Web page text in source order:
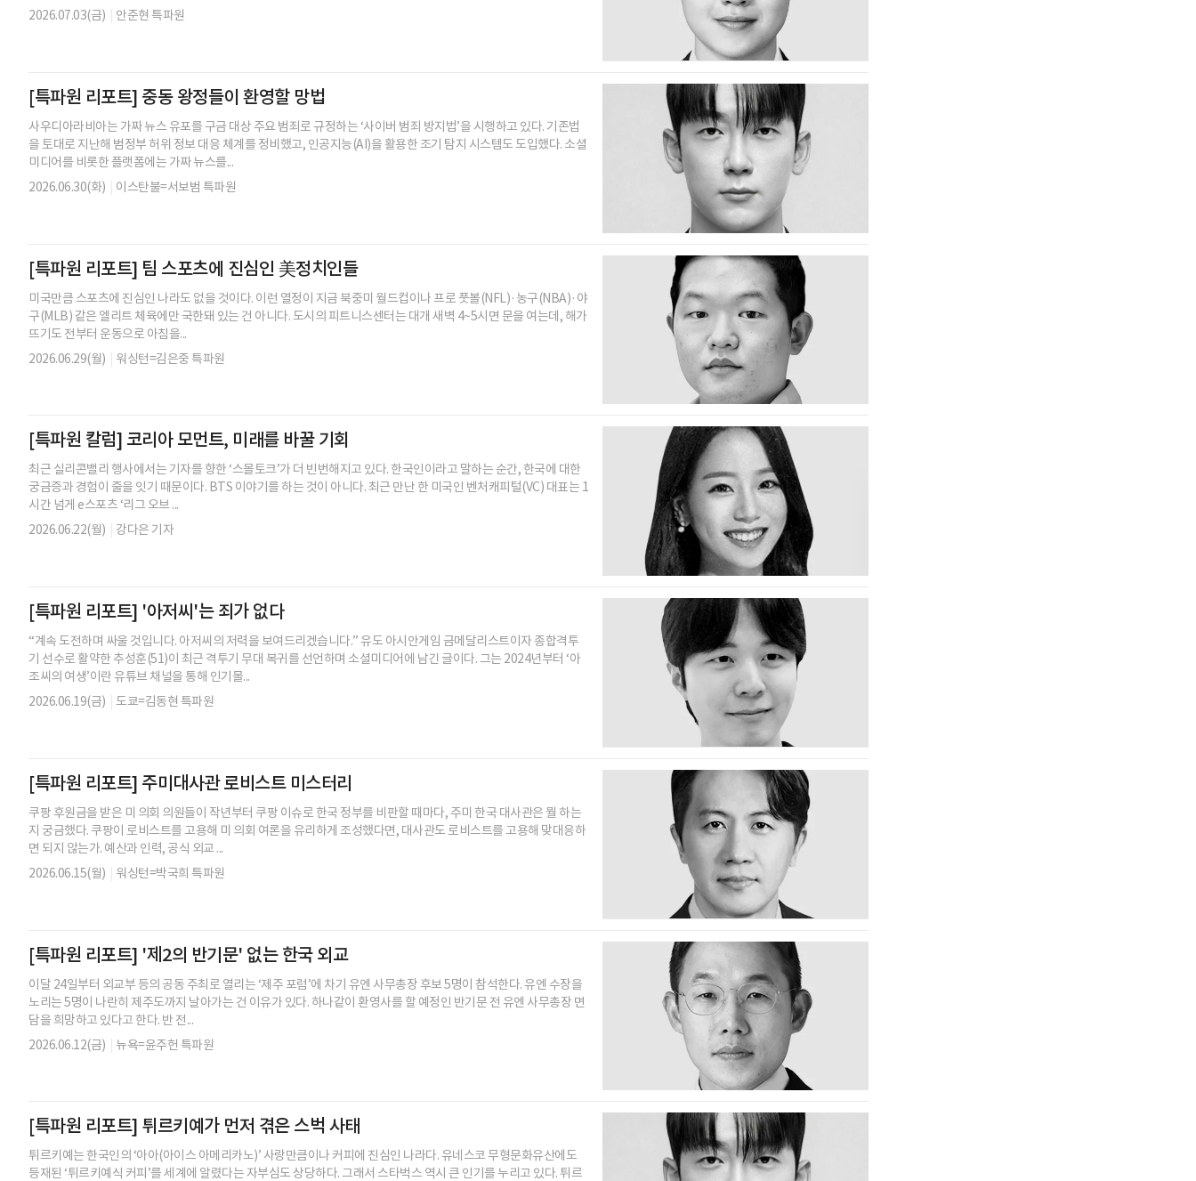
2026.07.03(금)
안준현 특파원
[특파원 리포트] 중동 왕정들이 환영할 망법
사우디아라비아는 가짜 뉴스 유포를 구금 대상 주요 범죄로 규정하는 ‘사이버 범죄 방지법’을 시행하고 있다. 기존법
을 토대로 지난해 범정부 허위 정보 대응 체계를 정비했고, 인공지능(AI)을 활용한 조기 탐지 시스템도 도입했다. 소셜
미디어를 비롯한 플랫폼에는 가짜 뉴스를...
2026.06.30(화)
이스탄불=서보범 특파원
[특파원 리포트] 팀 스포츠에 진심인 美정치인들
미국만큼 스포츠에 진심인 나라도 없을 것이다. 이런 열정이 지금 북중미 월드컵이나 프로 풋볼(NFL)·농구(NBA)·야
구(MLB) 같은 엘리트 체육에만 국한돼 있는 건 아니다. 도시의 피트니스센터는 대개 새벽 4~5시면 문을 여는데, 해가
뜨기도 전부터 운동으로 아침을...
2026.06.29(월)
워싱턴=김은중 특파원
[특파원 칼럼] 코리아 모먼트, 미래를 바꿀 기회
최근 실리콘밸리 행사에서는 기자를 향한 ‘스몰토크’가 더 빈번해지고 있다. 한국인이라고 말하는 순간, 한국에 대한
궁금증과 경험이 줄을 잇기 때문이다. BTS 이야기를 하는 것이 아니다. 최근 만난 한 미국인 벤처캐피털(VC) 대표는 1
시간 넘게 e스포츠 ‘리그 오브 ...
2026.06.22(월)
강다은 기자
[특파원 리포트] '아저씨'는 죄가 없다
“계속 도전하며 싸울 것입니다. 아저씨의 저력을 보여드리겠습니다.” 유도 아시안게임 금메달리스트이자 종합격투
기 선수로 활약한 추성훈(51)이 최근 격투기 무대 복귀를 선언하며 소셜미디어에 남긴 글이다. 그는 2024년부터 ‘아
조씨의 여생’이란 유튜브 채널을 통해 인기몰...
2026.06.19(금)
도쿄=김동현 특파원
[특파원 리포트] 주미대사관 로비스트 미스터리
쿠팡 후원금을 받은 미 의회 의원들이 작년부터 쿠팡 이슈로 한국 정부를 비판할 때마다, 주미 한국 대사관은 뭘 하는
지 궁금했다. 쿠팡이 로비스트를 고용해 미 의회 여론을 유리하게 조성했다면, 대사관도 로비스트를 고용해 맞대응하
면 되지 않는가. 예산과 인력, 공식 외교 ...
2026.06.15(월)
워싱턴=박국희 특파원
[특파원 리포트] '제2의 반기문' 없는 한국 외교
이달 24일부터 외교부 등의 공동 주최로 열리는 ‘제주 포럼’에 차기 유엔 사무총장 후보 5명이 참석한다. 유엔 수장을
노리는 5명이 나란히 제주도까지 날아가는 건 이유가 있다. 하나같이 환영사를 할 예정인 반기문 전 유엔 사무총장 면
담을 희망하고 있다고 한다. 반 전...
2026.06.12(금)
뉴욕=윤주헌 특파원
[특파원 리포트] 튀르키예가 먼저 겪은 스벅 사태
튀르키예는 한국인의 ‘아아(아이스 아메리카노)’ 사랑만큼이나 커피에 진심인 나라다. 유네스코 무형문화유산에도
등재된 ‘튀르키예식 커피’를 세계에 알렸다는 자부심도 상당하다. 그래서 스타벅스 역시 큰 인기를 누리고 있다. 튀르